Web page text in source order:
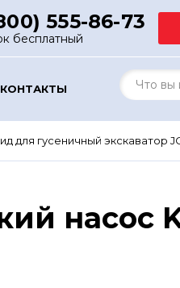
555-86-73
бесплатный
КОНТАКТЫ
для гусеничный экскаватор
насос